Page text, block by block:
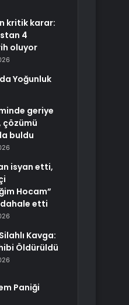
kritik karar:
4
oluyor
Yoğunluk
geriye
çözümü
buldu
isyan etti,
Hocam”
etti
Kavga:
Öldürüldü
Paniği